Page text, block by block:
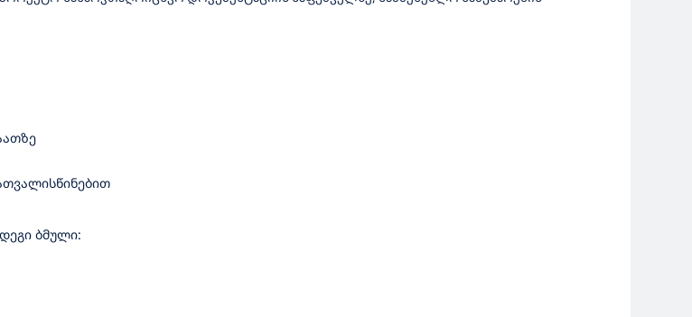
ᲨᲔᲡᲠᲣᲚᲔᲑᲘᲡ ᲡᲐᲮᲔᲚᲛᲬᲘᲤᲝ
ბმული: